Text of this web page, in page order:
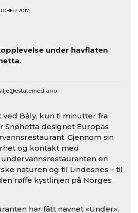
2017
under havflaten
ved Båly, kun ti minutter fra
Snøhetta designet Europas
Gjennom sin
og kontakt med
en
naturen og til Lindesnes – til
røffe kystlinjen på Norges
har fått navnet «Under».